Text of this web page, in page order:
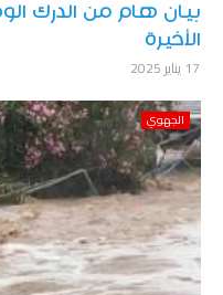
بيان هام من الدرك
الأخيرة
17 يناير 2025
الجهوي